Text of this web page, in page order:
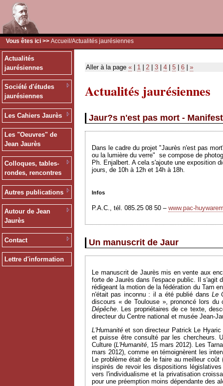
Vous êtes ici >> Accueil /Actualités jaurésiennes
Actualités
jaurésiennes
Société d'études
jaurésiennes
Les Cahiers Jaurès
Les "Oeuvres" de
Jean Jaurès
Colloques, tables-
rondes, rencontres
Autres publications
Autour de Jean
Jaurès
Contact
Lettre d'information
Aller à la page « 1 2 3 4 5 6 »
Actualités jaurésiennes
Jaur?s n'est pas mort -
Dans le cadre du projet "Jaurès n'est pas
ou la lumière du verre" se compose de
Ph. Enjalbert. A cela s'ajoute une exposition
jours, de 10h à 12h et 14h à 18h.
Infos
P.A.C., tél. 085.25 08 50 – www.pac-huy
Un manuscrit de Jaur
Le manuscrit de Jaurès mis en vente aux
forte de Jaurès dans l'espace public. Il s'agit
rédigeant la motion de la fédération du Tarn
n'était pas inconnu : il a été publié dansLe
discours « de Toulouse », prononcé lors
Dépêche. Les propriétaires de ce texte,
directeur du Centre national et musée Jean-
L'Humanité et son directeur Patrick Le
et puisse être consulté par les chercheurs.
Culture (L'Humanité, 15 mars 2012). Les
mars 2012), comme en témoignèrent les
Le problème était de le faire au meilleur
inspirés de revoir les dispositions
vers l'individualisme et la privatisation
pour une préemption moins dépendante des